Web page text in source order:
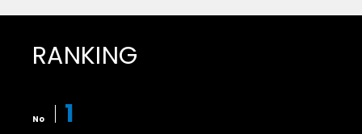
RANKING
No 1